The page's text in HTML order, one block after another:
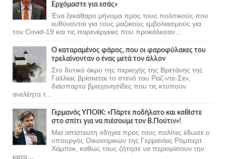
Ερχόμαστε για εσάς»
Ένα ξεκάθαρο μήνυμα προς τους πολιτικούς που
ευθύνονται για τους μαζικούς εμβολιασμούς για
τον Covid-19 και τις παρενέργειες που προκάλεσαν...
Ο καταραμένος φάρος, που οι φαροφύλακες του
τρελαίνονταν ο ένας μετά τον άλλον
Στο δυτικό άκρο της περιοχής της Βρετάνης της
Γαλλίας βρίσκεται το στενό του Ραζ-ντε-Σεν,
διάσπαρτο βραχονησίδες που τις κτυπούν
ανελέητα τ...
Γερμανός ΥΠΟΙΚ: «Πάρτε ποδήλατο και καθίστε
στο σπίτι για να πιέσουμε τον Β.Πούτιν»!
Μια απίστευτη οδηγία προς τους πολίτες έδωσε ο
υπουργός Οικονομικών της Γερμανίας Ρόμπερτ
Χάμπεκ, καθώς τους ζήτησε να περιορίσουν την
κατα...